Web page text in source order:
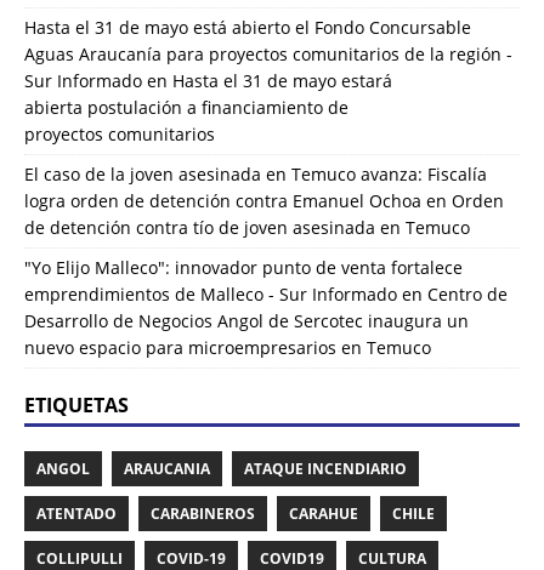
Hasta el 31 de mayo está abierto el Fondo Concursable
Aguas Araucanía para proyectos comunitarios de la región -
Sur Informado en Hasta el 31 de mayo estará
abierta postulación a financiamiento de
proyectos comunitarios
El caso de la joven asesinada en Temuco avanza: Fiscalía
logra orden de detención contra Emanuel Ochoa en Orden
de detención contra tío de joven asesinada en Temuco
"Yo Elijo Malleco": innovador punto de venta fortalece
emprendimientos de Malleco - Sur Informado en Centro de
Desarrollo de Negocios Angol de Sercotec inaugura un
nuevo espacio para microempresarios en Temuco
ETIQUETAS
ANGOL ARAUCANIA ATAQUE INCENDIARIO
ATENTADO CARABINEROS CARAHUE CHILE
COLLIPULLI COVID-19 COVID19 CULTURA